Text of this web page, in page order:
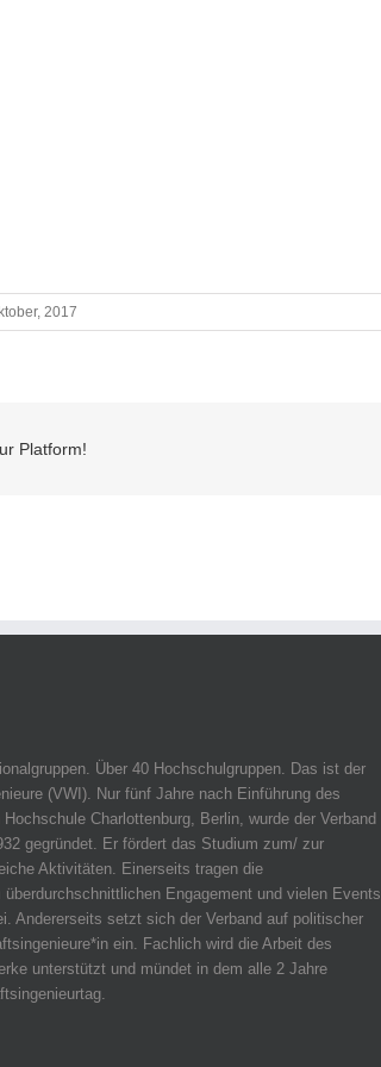
2017
Platform!
Über 40 Hochschulgruppen. Das ist der
(VWI). Nur fünf Jahre nach Einführung des
Charlottenburg, Berlin, wurde der Verband
gegründet. Er fördert das Studium zum/ zur
Aktivitäten. Einerseits tragen die
Engagement und vielen Events
Andererseits setzt sich der Verband auf politischer
ein. Fachlich wird die Arbeit des
unterstützt und mündet in dem alle 2 Jahre